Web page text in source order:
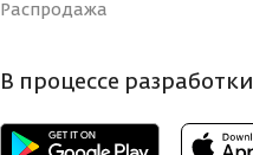
Распродажа
В процессе разработки